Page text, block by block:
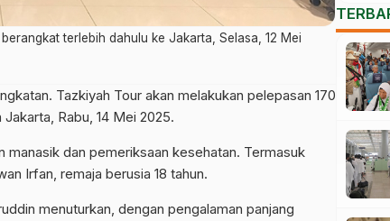
terlebih dahulu ke Jakarta, Selasa, 12 Mei
Tazkiyah Tour akan melakukan pelepasan 170
Rabu, 14 Mei 2025.
manasik dan pemeriksaan kesehatan. Termasuk
Irfan, remaja berusia 18 tahun.
menuturkan, dengan pengalaman panjang